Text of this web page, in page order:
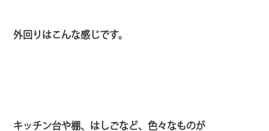
外回りはこんな感じです。
キッチン台や棚、はしごなど、色々なものが